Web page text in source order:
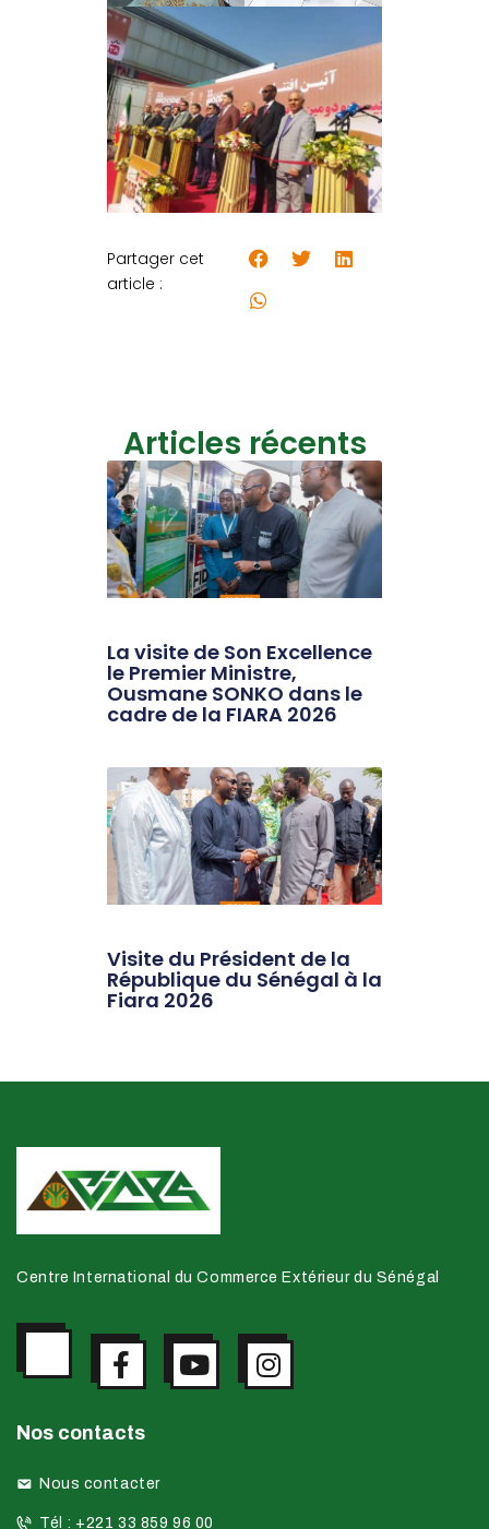
Partager cet
article :
Articles récents
La visite de Son Excellence
le Premier Ministre,
Ousmane SONKO dans le
cadre de la FIARA 2026
Visite du Président de la
République du Sénégal à la
Fiara 2026
Centre International du Commerce Extérieur du Sénégal
Nos contacts
Nous contacter
Tél : +221 33 859 96 00